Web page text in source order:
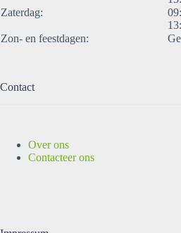
Zaterdag:
Zon- en feestdagen:
Contact
Over ons
Contacteer ons